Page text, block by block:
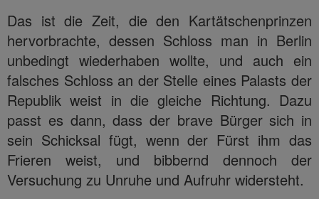
Das ist die Zeit, die den Kartätschenprinzen
hervorbrachte, dessen Schloss man in Berlin
unbedingt wiederhaben wollte, und auch ein
falsches Schloss an der Stelle eines Palasts der
Republik weist in die gleiche Richtung. Dazu
passt es dann, dass der brave Bürger sich in
sein Schicksal fügt, wenn der Fürst ihm das
Frieren weist, und bibbernd dennoch der
Versuchung zu Unruhe und Aufruhr widersteht.